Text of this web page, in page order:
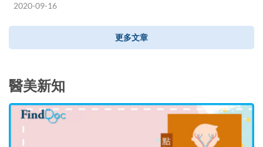
2020-09-16
更多文章
醫美新知